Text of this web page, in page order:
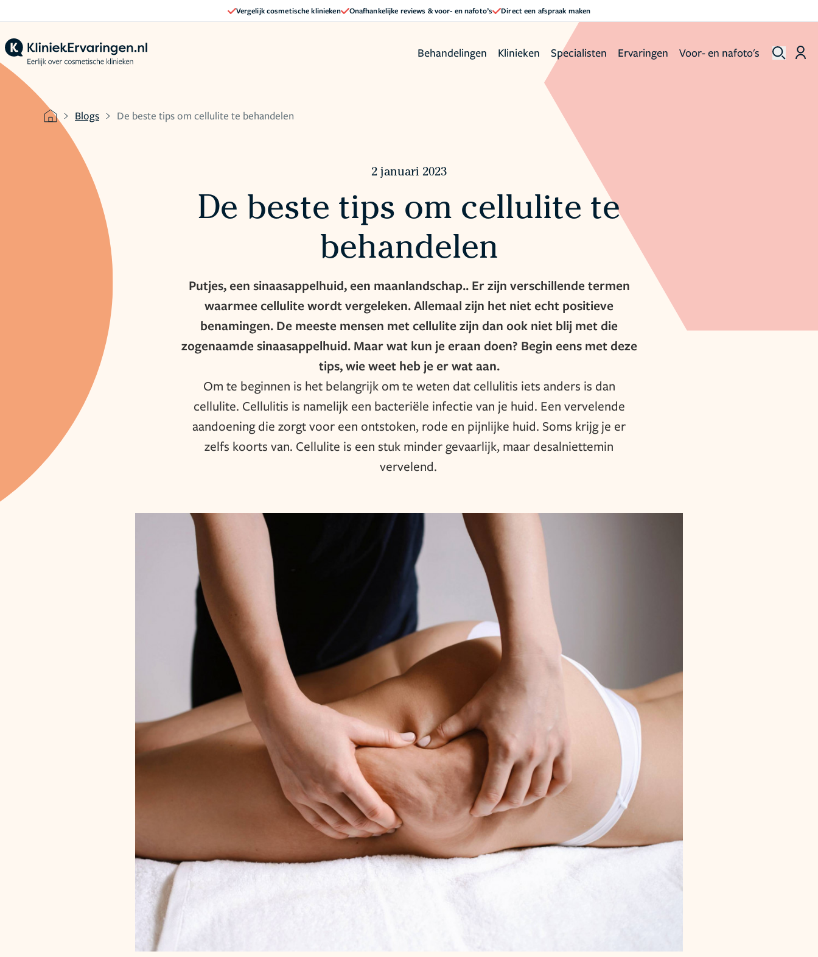
Vergelijk cosmetische klinieken Onafhankelijke reviews & voor- en nafoto’s Direct een afspraak maken
Behandelingen Klinieken Specialisten Ervaringen Voor- en nafoto's
Blogs De beste tips om cellulite te behandelen
2 januari 2023
De beste tips om cellulite te
behandelen
Putjes, een sinaasappelhuid, een maanlandschap.. Er zijn verschillende termen
waarmee cellulite wordt vergeleken. Allemaal zijn het niet echt positieve
benamingen. De meeste mensen met cellulite zijn dan ook niet blij met die
zogenaamde sinaasappelhuid. Maar wat kun je eraan doen? Begin eens met deze
tips, wie weet heb je er wat aan.
Om te beginnen is het belangrijk om te weten dat cellulitis iets anders is dan
cellulite. Cellulitis is namelijk een bacteriële infectie van je huid. Een vervelende
aandoening die zorgt voor een ontstoken, rode en pijnlijke huid. Soms krijg je er
zelfs koorts van. Cellulite is een stuk minder gevaarlijk, maar desalniettemin
vervelend.